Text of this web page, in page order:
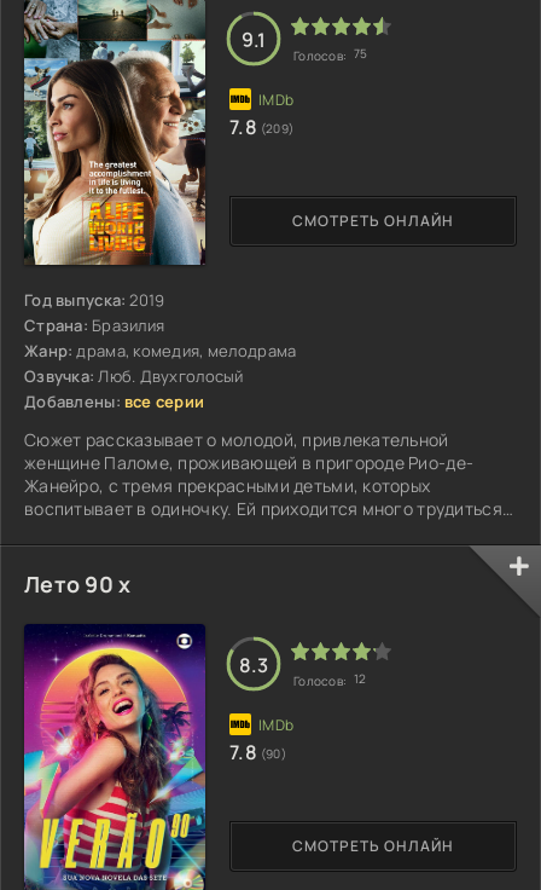
Год выпуска: 2019
Страна: Бразилия
Жанр: драма, комедия, мелодрама
Озвучка: Люб. Двухголосый
Добавлены: все серии
Сюжет рассказывает о молодой, привлекательной
женщине Паломе, проживающей в пригороде Рио-де-
Жанейро, с тремя прекрасными детьми, которых
воспитывает в одиночку. Ей приходится много трудиться,
СМОТРЕТЬ ОНЛАЙН
9.1
Голосов: 75
7.8 (209)
Лето 90 х
СМОТРЕТЬ ОНЛАЙН
8.3
Голосов: 12
7.8 (90)